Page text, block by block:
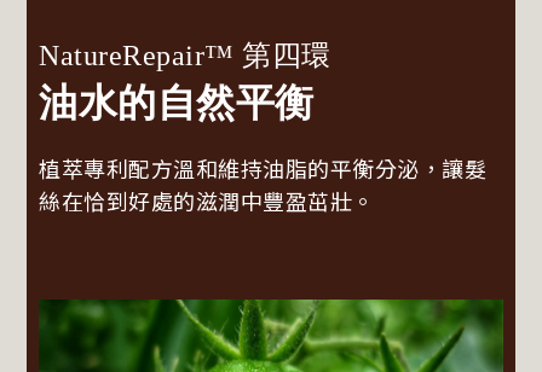
NatureRepair™ 第四環
油水的自然平衡
植萃專利配方溫和維持油脂的平衡分泌，讓髮
絲在恰到好處的滋潤中豐盈茁壯。